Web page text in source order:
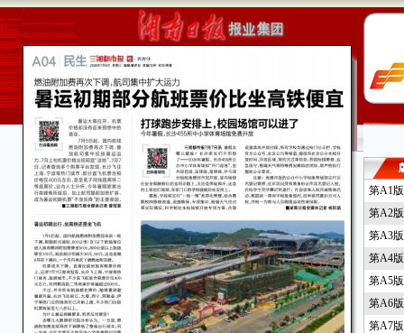
第A1
第A2
第A3
第A4
第A5
第A6
第A7